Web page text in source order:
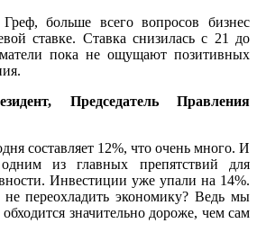
больше всего вопросов бизнес
ставке. Ставка снизилась с 21 до
пока не ощущают позитивных
Председатель Правления
составляет 12%, что очень много. И
из главных препятствий для
Инвестиции уже упали на 14%.
переохладить экономику? Ведь мы
значительно дороже, чем сам